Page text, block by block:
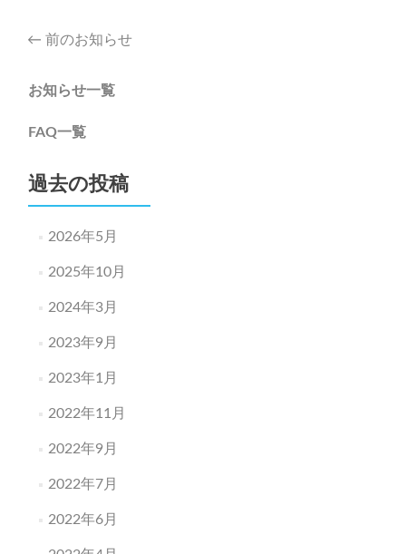
Post
navigation
← 前のお知らせ
お知らせ一覧
FAQ一覧
過去の投稿
2026年5月
2025年10月
2024年3月
2023年9月
2023年1月
2022年11月
2022年9月
2022年7月
2022年6月